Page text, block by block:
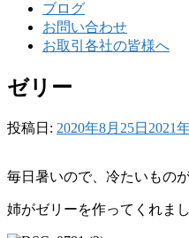
ブログ
お問い合わせ
お取引各社の皆様へ
ゼリー
投稿日: 2020年8月25日 2021
毎日暑いので、冷たいもの
姉がゼリーを作ってくれま